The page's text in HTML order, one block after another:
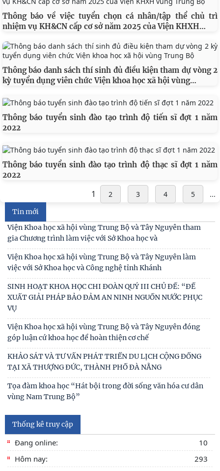
Thông báo về việc tuyển chọn cá nhân/tập thể chủ trì
nhiệm vụ KH&CN cấp cơ sở năm 2025 của Viện KHXH…
Thông báo danh sách thí sinh đủ điều kiện tham dự vòng 2
kỳ tuyển dụng viên chức Viện khoa học xã hội vùng…
Thông báo tuyển sinh đào tạo trình độ tiến sĩ đợt 1 năm
2022
Thông báo tuyển sinh đào tạo trình độ thạc sĩ đợt 1 năm
2022
1 2 3 4 5 ...
Tin mới
KHẢO SÁT THỰC ĐỊA VỀ VAI TRÒ CỦA PHỤ NỮ NGƯỜI
MÔNG TỪ KHÔNG GIAN GIA ĐÌNH ĐẾN CỘNG ĐỒNG TẠI
ĐỊA BÀN
Nguyên đóng góp ý kiến tại cuộc họp về tiếp
Đối thoại ICWA – VASS lần thứ 6: Thúc đẩy quan hệ Đối tác
Chiến lược Toàn diện tăng cường Việt Nam
Viện Hàn lâm Khoa học xã hội Việt Nam và Học viện Chính
trị và Hành chính quốc gia Lào ký Thỏa
Viện Khoa học xã hội vùng Trung Bộ và Tây Nguyên tham
gia Chương trình làm việc với Sở Khoa học và
Viện Khoa học xã hội vùng Trung Bộ và Tây Nguyên làm
việc với Sở Khoa học và Công nghệ tỉnh Khánh
SINH HOẠT KHOA HỌC CHI ĐOÀN QUÝ III CHỦ ĐỀ: “ĐỀ
XUẤT GIẢI PHÁP BẢO ĐẢM AN NINH NGUỒN NƯỚC PHỤC
VỤ
Viện Khoa học xã hội vùng Trung Bộ và Tây Nguyên đóng
góp luận cứ khoa học để hoàn thiện cơ chế
KHẢO SÁT VÀ TƯ VẤN PHÁT TRIỂN DU LỊCH CỘNG ĐỒNG
TẠI XÃ THƯỢNG ĐỨC, THÀNH PHỐ ĐÀ NẴNG
Tọa đàm khoa học “Hát bội trong đời sống văn hóa cư dân
vùng Nam Trung Bộ”
Thống kê truy cập
Đang online:
10
Hôm nay:
293